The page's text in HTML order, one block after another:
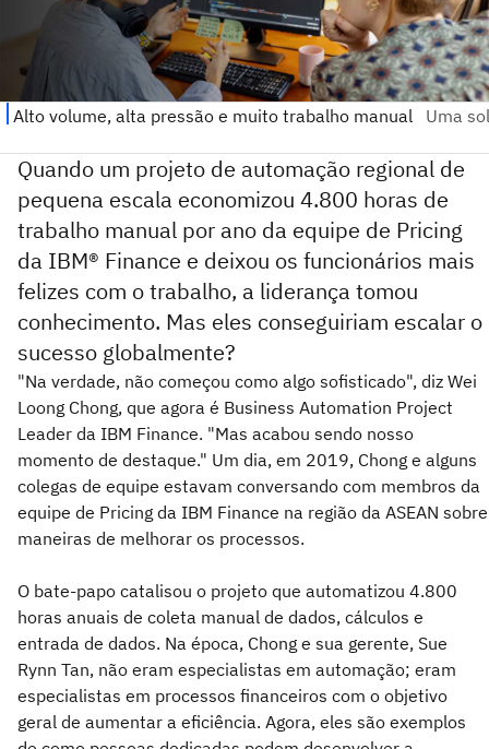
Quando um projeto de automação regional de
pequena escala economizou 4.800 horas de
trabalho manual por ano da equipe de Pricing
da IBM® Finance e deixou os funcionários mais
felizes com o trabalho, a liderança tomou
conhecimento. Mas eles conseguiriam escalar o
sucesso globalmente?
"Na verdade, não começou como algo sofisticado", diz Wei
Loong Chong, que agora é Business Automation Project
Leader da IBM Finance. "Mas acabou sendo nosso
momento de destaque." Um dia, em 2019, Chong e alguns
colegas de equipe estavam conversando com membros da
equipe de Pricing da IBM Finance na região da ASEAN sobre
maneiras de melhorar os processos.
O bate-papo catalisou o projeto que automatizou 4.800
horas anuais de coleta manual de dados, cálculos e
entrada de dados. Na época, Chong e sua gerente, Sue
Rynn Tan, não eram especialistas em automação; eram
especialistas em processos financeiros com o objetivo
geral de aumentar a eficiência. Agora, eles são exemplos